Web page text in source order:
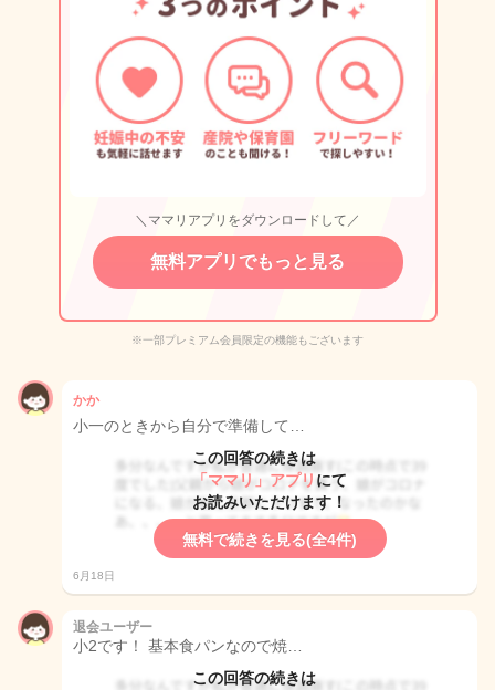
＼ママリアプリをダウンロードして／
無料アプリでもっと見る
※一部プレミアム会員限定の機能もございます
かか
小一のときから自分で準備して…
この回答の続きは
「ママリ」アプリ にて
お読みいただけます！
無料で続きを見る(全4件)
6月18日
退会ユーザー
小2です！ 基本食パンなので焼…
この回答の続きは